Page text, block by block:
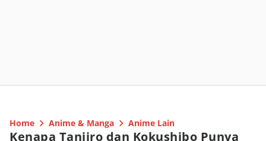
Home Anime & Manga Anime Lain
Kenapa Tanjiro dan Kokushibo Punya